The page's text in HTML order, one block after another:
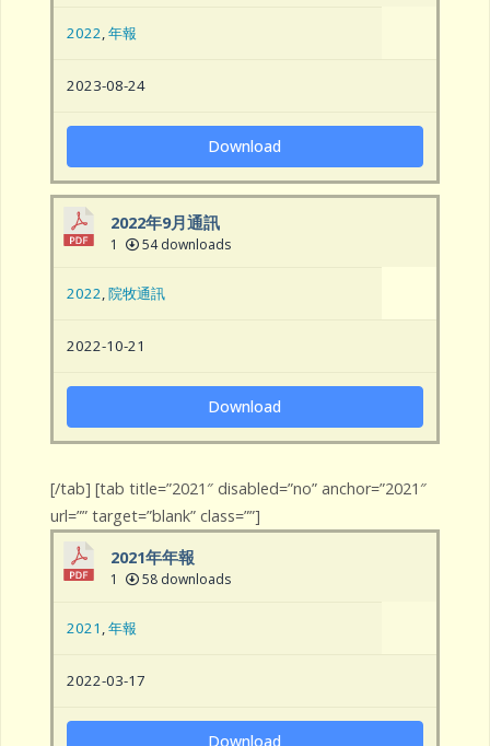
2022,年報
2023-08-24
Download
2022年9月通訊
1 54 downloads
2022,院牧通訊
2022-10-21
Download
[/tab] [tab title=”2021″ disabled=”no” anchor=”2021″
url=”” target=”blank” class=””]
2021年年報
1 58 downloads
2021 ,年報
2022-03-17
Download